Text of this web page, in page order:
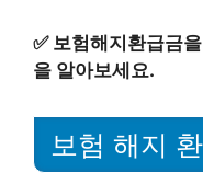
✅ 보험해지환급금
을 알아보세요.
보험 해지